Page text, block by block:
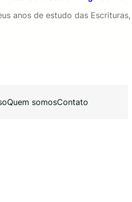
anos de estudo das
Quem somosContato